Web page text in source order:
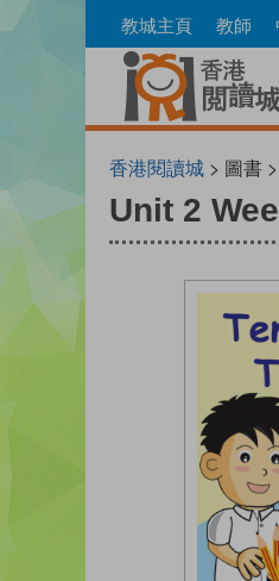
to
教城主頁 教師
香港閱讀城 > 圖書 >
Unit 2